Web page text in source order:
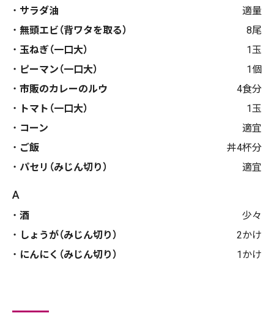
サラダ油
適量
無頭エビ（背ワタを取る）
8尾
玉ねぎ（一口大）
1玉
ピーマン（一口大）
1個
市販のカレーのルウ
4食分
トマト（一口大）
1玉
コーン
適宜
ご飯
丼4杯分
パセリ（みじん切り）
適宜
A
酒
少々
しょうが（みじん切り）
2かけ
にんにく（みじん切り）
1かけ